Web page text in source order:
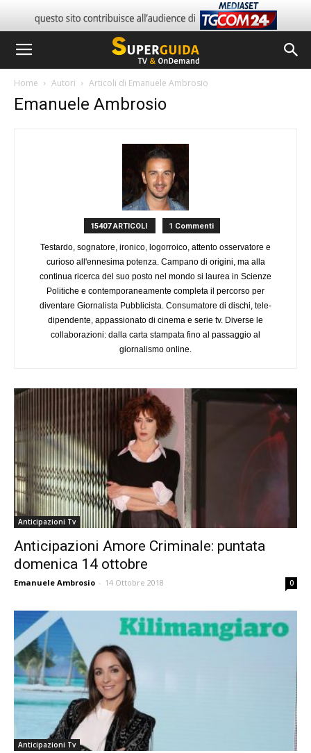
Home Autori Articoli di Emanuele Ambrosio
Emanuele Ambrosio
15407 ARTICOLI 1 Commenti
Testardo, sognatore, ironico, logorroico, attento osservatore e
curioso all'ennesima potenza. Campano di origini, ma alla
continua ricerca del suo posto nel mondo si laurea in Scienze
Politiche e contemporaneamente completa il percorso per
diventare Giornalista Pubblicista. Consumatore di dischi, tele-
dipendente, appassionato di cinema e serie tv. Diverse le
collaborazioni: dalla carta stampata fino al passaggio al
giornalismo online.
Anticipazioni Tv
Anticipazioni Amore Criminale: puntata
domenica 14 ottobre
Emanuele Ambrosio - 14 Ottobre 2018 0
Anticipazioni Tv